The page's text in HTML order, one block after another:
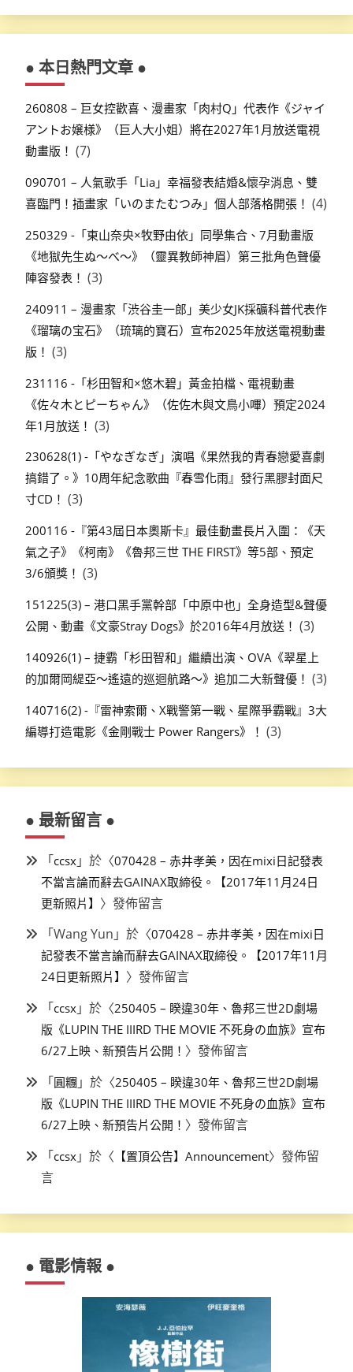
● 本日熱門文章 ●
260808 – 巨女控歡喜、漫畫家「肉村Q」代表作《ジャイ
アントお嬢様》（巨人大小姐）將在2027年1月放送電視
動畫版！ (7)
090701 – 人氣歌手「Lia」幸福發表結婚&懷孕消息、雙
喜臨門！插畫家「いのまたむつみ」個人部落格開張！ (4)
250329 -「東山奈央×牧野由依」同學集合、7月動畫版
《地獄先生ぬ～べ～》（靈異教師神眉）第三批角色聲優
陣容發表！ (3)
240911 – 漫畫家「渋谷圭一郎」美少女JK採礦科普代表作
《瑠璃の宝石》（琉璃的寶石）宣布2025年放送電視動畫
版！ (3)
231116 -「杉田智和×悠木碧」黃金拍檔、電視動畫
《佐々木とピーちゃん》（佐佐木與文鳥小嗶）預定2024
年1月放送！ (3)
230628(1) -「やなぎなぎ」演唱《果然我的青春戀愛喜劇
搞錯了。》10周年紀念歌曲『春雪化雨』發行黑膠封面尺
寸CD！ (3)
200116 -『第43屆日本奧斯卡』最佳動畫長片入圍：《天
氣之子》《柯南》《魯邦三世 THE FIRST》等5部、預定
3/6頒獎！ (3)
151225(3) – 港口黑手黨幹部「中原中也」全身造型&聲優
公開、動畫《文豪Stray Dogs》於2016年4月放送！ (3)
140926(1) – 捷霸「杉田智和」繼續出演、OVA《翠星上
的加爾岡緹亞～遙遠的巡迴航路～》追加二大新聲優！ (3)
140716(2) -『雷神索爾、X戰警第一戰、星際爭霸戰』3大
編導打造電影《金剛戰士 Power Rangers》！ (3)
● 最新留言 ●
「ccsx 」於〈070428 – 赤井孝美，因在mixi日記發表
不當言論而辭去GAINAX取締役。【2017年11月24日
更新照片】 〉發佈留言
「Wang Yun 」於〈070428 – 赤井孝美，因在mixi日
記發表不當言論而辭去GAINAX取締役。【2017年11月
24日更新照片】 〉發佈留言
「ccsx 」於〈250405 – 睽違30年、魯邦三世2D劇場
版《LUPIN THE IIIRD THE MOVIE 不死身の血族》宣布
6/27上映、新預告片公開！ 〉發佈留言
「圓糰 」於〈250405 – 睽違30年、魯邦三世2D劇場
版《LUPIN THE IIIRD THE MOVIE 不死身の血族》宣布
6/27上映、新預告片公開！ 〉發佈留言
「ccsx 」於〈 【置頂公告】Announcement〉發佈留
言
● 電影情報 ●